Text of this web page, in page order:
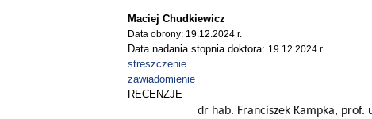
Maciej Chudkiewicz
Data obrony: 19.12.2024 r.
Data nadania stopnia doktora: 19.12.2024 r.
streszczenie
zawiadomienie
RECENZJE
dr hab. Franciszek Kampka, prof.